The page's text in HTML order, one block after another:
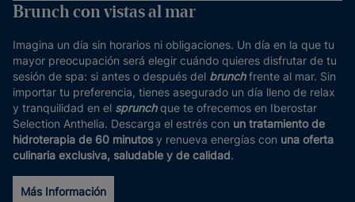
Brunch con vistas al mar
Imagina un día sin horarios ni obligaciones. Un día en la que tu
mayor preocupación será elegir cuándo quieres disfrutar de tu
sesión de spa: si antes o después del brunch frente al mar. Sin
importar tu preferencia, tienes asegurado un día lleno de relax
y tranquilidad en el sprunchque te ofrecemos en Iberostar
Selection Anthelia. Descarga el estrés con un tratamiento de
hidroterapia de 60 minutos y renueva energías con una oferta
culinaria exclusiva, saludable y de calidad.
Más Información